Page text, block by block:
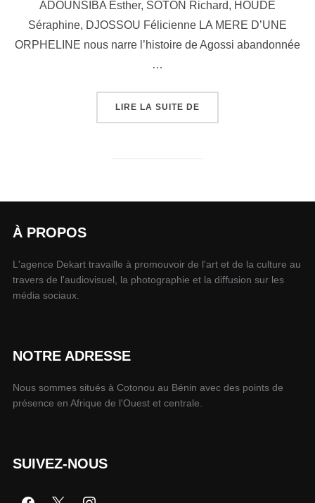
ADOUNSIBA Esther, SOTON Richard, HOUDE
Séraphine, DJOSSOU Félicienne LA MERE D’UNE
ORPHELINE nous narre l’histoire de Agossi abandonnée
…
LIRE LA SUITE DE
À PROPOS
L'agence Dekart travaille à promouvoir de l'art et de la culture au
travers de l'audiovisuel, la photographie et la diffusion sur les
média sociaux.
NOTRE ADRESSE
Nous sommes situés à Cotonou au Bénin avec des points de
présence en Afrique de l'Ouest et centrale.
SUIVEZ-NOUS